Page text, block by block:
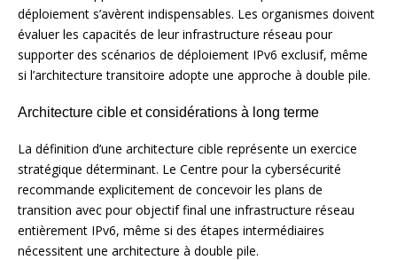
déploiement s’avèrent indispensables. Les organismes doivent
évaluer les capacités de leur infrastructure réseau pour
supporter des scénarios de déploiement IPv6 exclusif, même
si l’architecture transitoire adopte une approche à double pile.
Architecture cible et considérations à long terme
La définition d’une architecture cible représente un exercice
stratégique déterminant. Le Centre pour la cybersécurité
recommande explicitement de concevoir les plans de
transition avec pour objectif final une infrastructure réseau
entièrement IPv6, même si des étapes intermédiaires
nécessitent une architecture à double pile.